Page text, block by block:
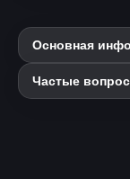
Основная
Частые